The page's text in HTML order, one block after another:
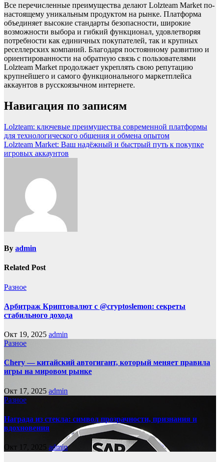
Все перечисленные преимущества делают Lolzteam Market по-
настоящему уникальным продуктом на рынке. Платформа
объединяет высокие стандарты безопасности, широкие
возможности выбора и гибкий функционал, удовлетворяя
потребности как единичных покупателей, так и крупных
реселлерских компаний. Благодаря постоянному развитию и
ориентированности на обратную связь с пользователями
Lolzteam Market продолжает укреплять свою репутацию
крупнейшего и самого функционального маркетплейса
аккаунтов в русскоязычном интернете.
Навигация по записям
Lolzteam: ключевые преимущества современной платформы
для технологического общения и обмена опытом
Lolzteam Market: Ваш надёжный и быстрый путь к покупке
игровых аккаунтов
By admin
Related Post
Разное
Арбитраж Криптовалют с @cryptoslemon: секреты
стабильного дохода
Окт 19, 2025 admin
Разное
Chery — китайский автогигант, который меняет правила
игры на мировом рынке
Окт 17, 2025 admin
Разное
Награда из стекла: символ прозрачности, признания и
вдохновения
Окт 17, 2025 admin